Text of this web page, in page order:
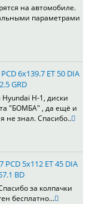
на автомобиле.
параметрами
6x139.7 ET 50 DIA
GRD
H-1, диски
"БОМБА" , да ещё и
не знал. Спасибо..
PCD 5x112 ET 45 DIA
BD
за колпачки
бесплатно...